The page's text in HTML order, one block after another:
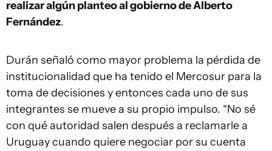
realizar algún planteo al gobierno de Alberto
Fernández.
Durán señaló como mayor problema la pérdida de
institucionalidad que ha tenido el Mercosur para la
toma de decisiones y entonces cada uno de sus
integrantes se mueve a su propio impulso. “No sé
con qué autoridad salen después a reclamarle a
Uruguay cuando quiere negociar por su cuenta